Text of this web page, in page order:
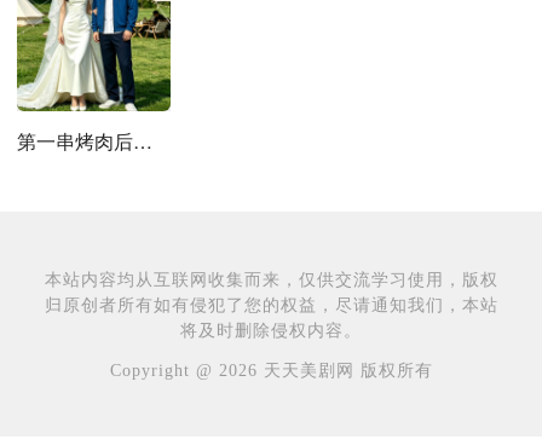
第一串烤肉后，我嫁给了顶流
本站内容均从互联网收集而来，仅供交流学习使用，版权
归原创者所有如有侵犯了您的权益，尽请通知我们，本站
将及时删除侵权内容。
Copyright @ 2026 天天美剧网 版权所有